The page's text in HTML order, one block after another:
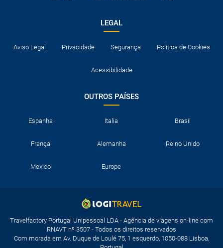
LEGAL
Aviso Legal Privacidade Segurança Política de Cookies
Acessibilidade
OUTROS PAÍSES
Espanha Italia Brasil
França Alemanha Reino Unido
Mexico Europe
Travelfactory Portugal Unipessoal LDA - Agência de viagens on-line com
RNAVT nº 3507 - Todos os direitos reservados
Com morada em Av. Duque de Loulé 75, 1 esquerdo, 1050-088 Lisboa,